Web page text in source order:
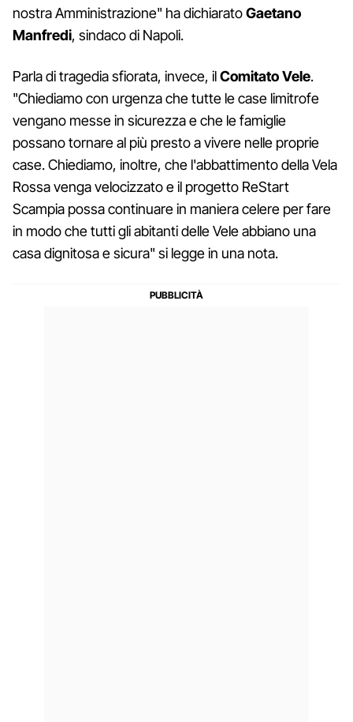
nostra Amministrazione" ha dichiaratoGaetano
Manfredi, sindaco di Napoli.
Parla di tragedia sfiorata, invece, ilComitato Vele.
"Chiediamo con urgenza che tutte le case limitrofe
vengano messe in sicurezza e che le famiglie
possano tornare al più presto a vivere nelle proprie
case. Chiediamo, inoltre, che l'abbattimento della Vela
Rossa venga velocizzato e il progetto ReStart
Scampia possa continuare in maniera celere per fare
in modo che tutti gli abitanti delle Vele abbiano una
casa dignitosa e sicura" si legge in una nota.